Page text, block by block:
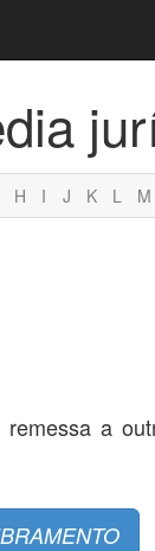
H I J K L M
a